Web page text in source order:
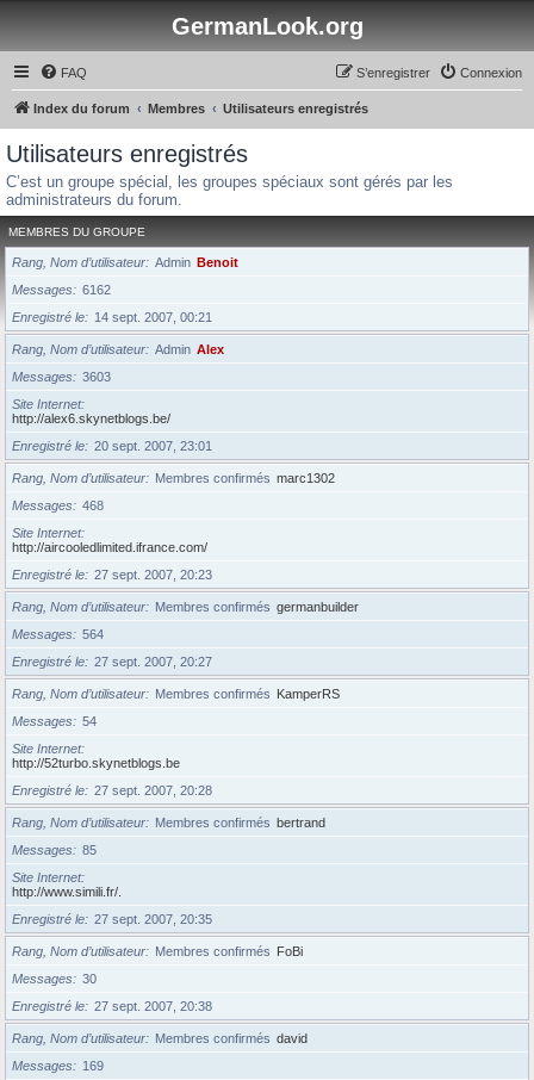
GermanLook.org
FAQ Connexion
S’enregistrer
Index du forum Membres Utilisateurs enregistrés
Utilisateurs enregistrés
C’est un groupe spécial, les groupes spéciaux sont gérés par les
administrateurs du forum.
MEMBRES DU GROUPE
Rang, Nom d’utilisateur Admin Benoit
Messages
6162
Enregistré le
14 sept. 2007, 00:21
Rang, Nom d’utilisateur Admin Alex
Messages
3603
Site Internet
http://alex6.skynetblogs.be/
Enregistré le
20 sept. 2007, 23:01
Rang, Nom d’utilisateur Membres confirmés marc1302
Messages
468
Site Internet
http://aircooledlimited.ifrance.com/
Enregistré le
27 sept. 2007, 20:23
Rang, Nom d’utilisateur Membres confirmés germanbuilder
Messages
564
Enregistré le
27 sept. 2007, 20:27
Rang, Nom d’utilisateur Membres confirmés KamperRS
Messages
54
Site Internet
http://52turbo.skynetblogs.be
Enregistré le
27 sept. 2007, 20:28
Rang, Nom d’utilisateur Membres confirmés bertrand
Messages
85
Site Internet
http://www.simili.fr/.
Enregistré le
27 sept. 2007, 20:35
Rang, Nom d’utilisateur Membres confirmés FoBi
Messages
30
Enregistré le
27 sept. 2007, 20:38
Rang, Nom d’utilisateur Membres confirmés david
Messages
169